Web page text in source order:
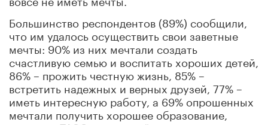
Большинство респондентов (89%) сообщили,
что им удалось осуществить свои заветные
мечты: 90% из них мечтали создать
счастливую семью и воспитать хороших детей,
86% – прожить честную жизнь, 85% –
встретить надежных и верных друзей, 77% –
иметь интересную работу, а 69% опрошенных
мечтали получить хорошее образование,